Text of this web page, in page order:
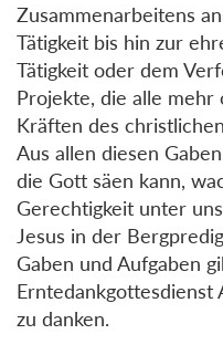
Zusammenarbeitens
Tätigkeit bis hin zur
Tätigkeit oder dem
Projekte, die alle mehr
Kräften des
Aus allen diesen
die Gott säen kann,
Gerechtigkeit unter
Jesus in der
Gaben und Aufgaben
Erntedankgottesdienst
zu danken.